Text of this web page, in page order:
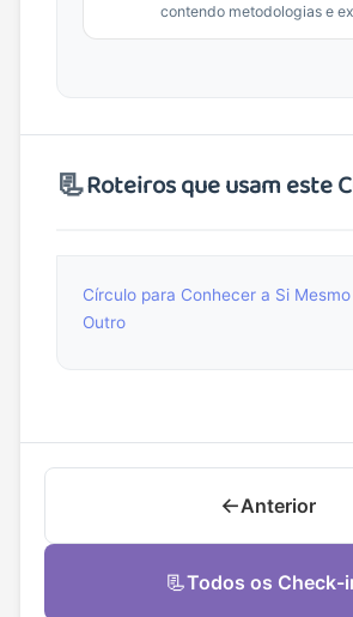
contendo metodologias e
📃Roteiros que usam este
Círculo para Conhecer a Si
Outro
←Anterior
📃Todos os Check-